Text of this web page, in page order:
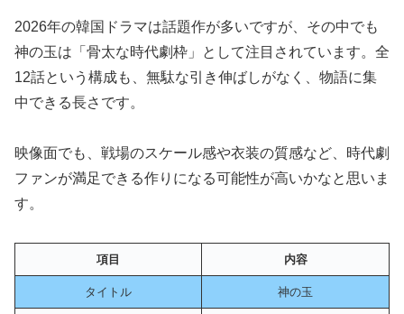
2026年の韓国ドラマは話題作が多いですが、その中でも
神の玉は「骨太な時代劇枠」として注目されています。全
12話という構成も、無駄な引き伸ばしがなく、物語に集
中できる長さです。
映像面でも、戦場のスケール感や衣装の質感など、時代劇
ファンが満足できる作りになる可能性が高いかなと思いま
す。
項目 内容
タイトル 神の玉